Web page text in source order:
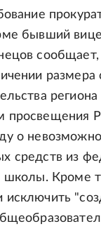
бывший
размера
просвещения
о
средств из
школы. Кроме
исключить